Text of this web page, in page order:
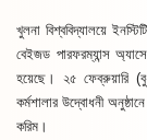
খুলনা বিশ্ববিদ্যালয়ে
বেইজড পারফরম্যান্স
হয়েছে। ২৫ ফেব্রুয়ারি
কর্মশালার উদ্বোধনী
করিম।